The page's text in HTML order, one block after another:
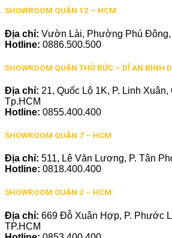
SHOWROOM QUẬN 12 – HCM
Địa chỉ: Vườn Lài, Phường Phú Đông,
Hotline: 0886.500.500
SHOWROOM QUẬN THỦ ĐỨC – DĨ AN BÌNH
Địa chỉ: 21, Quốc Lộ 1K, P. Linh
Tp.HCM
Hotline: 0855.400.400
SHOWROOM QUẬN 7 – HCM
Địa chỉ: 511, Lê Văn Lương, P. Tân
Hotline: 0818.400.400
SHOWROOM QUẬN 2 – HCM:
Địa chỉ: 669 Đỗ Xuân Hợp, P. Phước
TP.HCM